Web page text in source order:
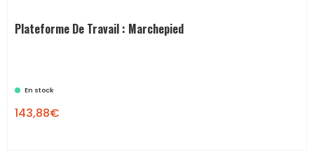
Plateforme De Travail : Marchepied
En stock
143,88€